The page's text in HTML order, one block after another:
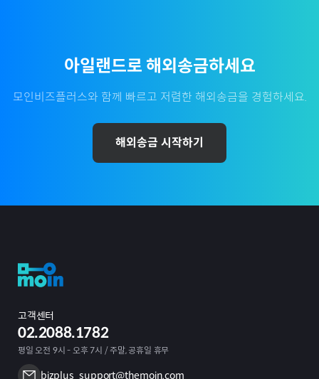
아일랜드로 해외송금하세요
모인비즈플러스와 함께 빠르고 저렴한 해외송금을 경험하세요.
해외송금 시작하기
고객센터
02.2088.1782
평일 오전 9시 - 오후 7시 / 주말, 공휴일 휴무
bizplus_support@themoin.com